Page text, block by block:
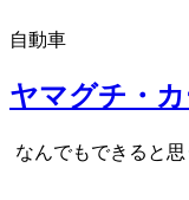
自動車
ヤマグチ・
なんでもできると